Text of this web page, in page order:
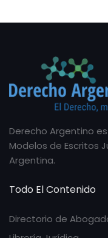
Derecho Argentino
Modelos de Escritos
Argentina.
Todo El Contenido
Directorio de